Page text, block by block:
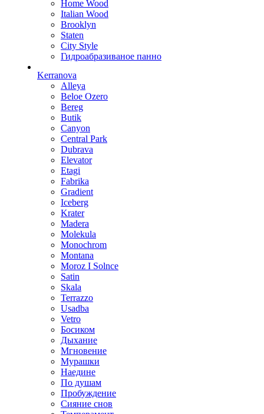
Home Wood
Italian Wood
Brooklyn
Staten
City Style
Гидроабразиваное панно
Kerranova
Alleya
Beloe Ozero
Bereg
Butik
Canyon
Central Park
Dubrava
Elevator
Etagi
Fabrika
Gradient
Iceberg
Krater
Madera
Molekula
Monochrom
Montana
Moroz I Solnce
Satin
Skala
Terrazzo
Usadba
Vetro
Босиком
Дыхание
Мгновение
Мурашки
Наедине
По душам
Пробуждение
Сияние снов